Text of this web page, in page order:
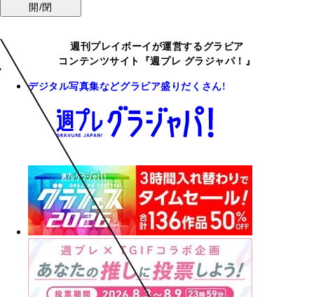
開/閉
週刊プレイボーイが運営するグラビア
コンテンツサイト『週プレ グラジャパ！』
デジタル写真集などグラビア盛りだくさん!